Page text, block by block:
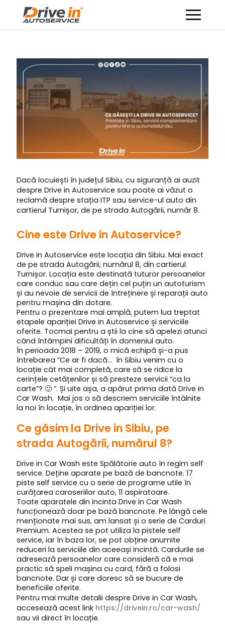
Dacă locuiești în județul Sibiu, cu siguranță ai auzit
despre Drive in Autoservice sau poate ai văzut o
reclamă despre stația ITP sau service-ul auto din
cartierul Turnișor, de pe strada Autogării, număr 8.
Cine este Drive in Autoservice?
Drive in Autoservice este locația din Sibiu. Mai exact
de pe strada Autogării, numărul 8, din cartierul
Turnișor. Locația este destinată tuturor persoanelor
care conduc sau care dețin cel puțin un autoturism
și au nevoie de servicii de întreținere și reparații auto
pentru mașina din dotare.
Pentru o prezentare mai amplă, putem lua treptat
etapele apariției Drive in Autoservice și serviciile
oferite. Tocmai pentru a știi la cine să apelezi atunci
când întâmpini dificultăți în domeniul auto.
În perioada 2018 – 2019, o mică echipă și-a pus
întrebarea “Ce ar fi dacă… în Sibiu venim cu o
locație cât mai completă, care să se ridice la
cerințele cetățenilor și să presteze servicii “ca la
carte”? 🙂 ”. Și uite așa, a apărut prima dată Drive in
Car Wash. Mai jos o să descriem serviciile întâlnite
la noi în locație, în ordinea apariției lor.
Ce găsim la Drive in Sibiu, pe
strada Autogării, numărul 8?
Drive in Car Wash este Spălătorie auto în regim self
service. Deține aparate pe bază de bancnote. 17
piste self service cu o serie de programe utile în
curățarea caroseriilor auto, 11 aspiratoare.
Toate aparatele din incinta Drive in Car Wash
funcționează doar pe bază bancnote. Pe lângă cele
menționate mai sus, am lansat și o serie de Carduri
Premium. Acestea se pot utiliza la pistele self
service, iar în baza lor, se pot obține anumite
reduceri la serviciile din aceeași incintă. Cardurile se
adresează persoanelor care consideră că e mai
practic să speli mașina cu card, fără a folosi
bancnote. Dar și care doresc să se bucure de
beneficiile oferite.
Pentru mai multe detalii despre Drive in Car Wash,
accesează acest link https://drivein.ro/car-wash/
sau vii direct în locație.